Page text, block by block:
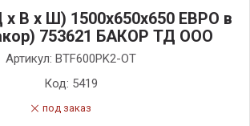
х В х Ш) 1500х650х650 ЕВРО в
753621 БАКОР ТД ООО
Артикул: BTF600PK2-OT
Код: 5419
под заказ